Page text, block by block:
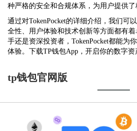
种严格的安全和合规体系，为用户提供了
通过对TokenPocket的详细介绍，我们可
全性、用户体验和技术创新等方面都有
手还是资深投资者，TokenPocket都能为
体验。下载TP钱包App，开启你的数字资
tp钱包官网版